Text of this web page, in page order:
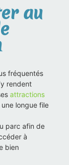
au
fréquentés
rendent
attractions
longue file
parc afin de
à
bien